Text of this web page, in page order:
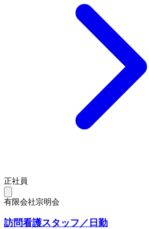
正社員
有限会社宗明会
訪問看護スタッフ／日勤